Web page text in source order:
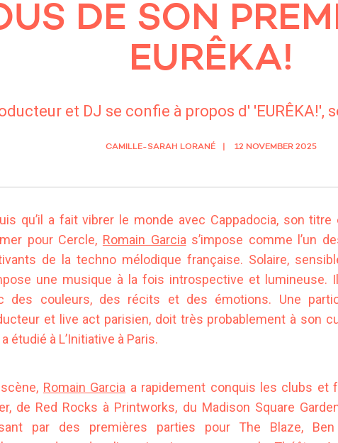
DE SON
EURÊKA!
et DJ se confie à propos d' 'EURÊKA!',
CAMILLE-SARAH LORANÉ 12 NOVEMBER 2025
qu’il a fait vibrer le monde avec Cappadocia, son
pour Cercle, Romain Garcia s’impose comme l’un
de la techno mélodique française. Solaire,
une musique à la fois introspective et lumineuse.
des couleurs, des récits et des émotions. Une
et live act parisien, doit très probablement à son
a étudié à L’Initiative à Paris.
Romain Garcia a rapidement conquis les clubs et
de Red Rocks à Printworks, du Madison Square
par des premières parties pour The Blaze,